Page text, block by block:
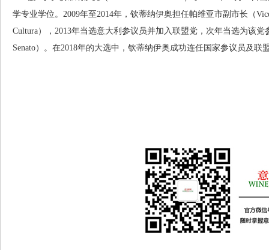
学专业学位。2009年至2014年，钦蒂纳伊奥担任帕维亚市副市长（
Cultura），2013年当选意大利参议员并加入联盟党，次年当选为该党
Senato）。在2018年的大选中，钦蒂纳伊奥成功连任国家参议员及联